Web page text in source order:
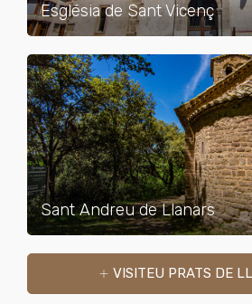
Església de Sant Vicenç
Sant Andreu de Llanars
VISITEU PRATS DE